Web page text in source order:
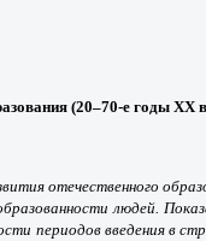
(20–70-е годы XX
отечественного
людей.
периодов введения в